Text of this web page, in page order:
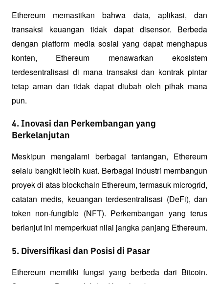
Ethereum memastikan bahwa data, aplikasi, dan
transaksi keuangan tidak dapat disensor. Berbeda
dengan platform media sosial yang dapat menghapus
konten, Ethereum menawarkan ekosistem
terdesentralisasi di mana transaksi dan kontrak pintar
tetap aman dan tidak dapat diubah oleh pihak mana
pun.
4. Inovasi dan Perkembangan yang
Berkelanjutan
Meskipun mengalami berbagai tantangan, Ethereum
selalu bangkit lebih kuat. Berbagai industri membangun
proyek di atas blockchain Ethereum, termasuk microgrid,
catatan medis, keuangan terdesentralisasi (DeFi), dan
token non-fungible (NFT). Perkembangan yang terus
berlanjut ini memperkuat nilai jangka panjang Ethereum.
5. Diversifikasi dan Posisi di Pasar
Ethereum memiliki fungsi yang berbeda dari Bitcoin.